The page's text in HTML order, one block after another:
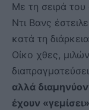
Με τη σειρά του
Ντι Βανς
κατά τη
Οίκο χθες,
αλλά
έχουν